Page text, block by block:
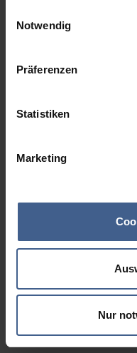
Weitere Informationen
Notwendig
Präferenzen
Statistiken
Marketing
Nur